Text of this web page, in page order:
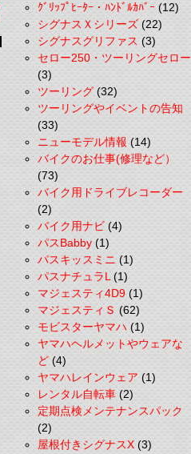
ｸﾞﾘｯﾌﾟﾋｰﾀｰ・ﾊﾝﾄﾞﾙｶﾊﾞｰ(12)
シグナスＸシリーズ(22)
シグナスグリファス(3)
セロー250・ツーリングセロー
(3)
ツーリング(32)
ツーリングやイベントの告知
(33)
ニューモデル情報(14)
バイクのお仕事(修理など）
(73)
バイク用ドライブレコーダー
(2)
バイク用ナビ(4)
パスBabby(1)
パスキッスミニ(1)
パスナチュラL(1)
マジェスティ4D9(1)
マジェスティＳ(62)
モビスターヤマハ(1)
ヤマハヘルメットやウェアな
ど(4)
ヤマハレインウェア(1)
レンタル自転車(2)
定期点検メンテナンスパック
(2)
屋根付きシグナスX(3)